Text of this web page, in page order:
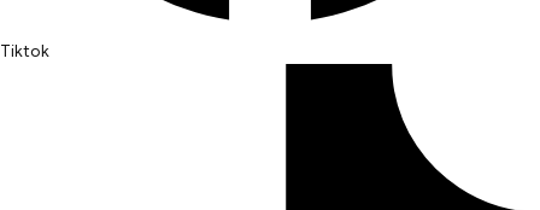
Tiktok